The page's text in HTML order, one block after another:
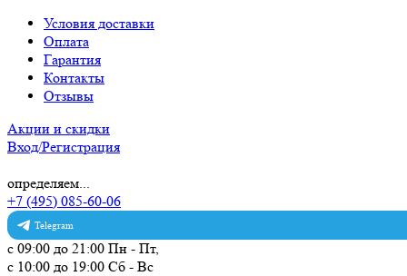
Условия доставки
Оплата
Гарантия
Контакты
Отзывы
Акции и скидки
Вход/Регистрация
определяем...
+7 (495) 085-60-06
Telegram
с 09:00 до 21:00 Пн - Пт,
с 10:00 до 19:00 Сб - Вс